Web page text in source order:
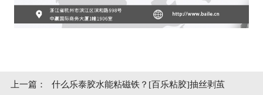
上一篇： 什么乐泰胶水能粘磁铁？[百乐粘胶]抽丝剥茧